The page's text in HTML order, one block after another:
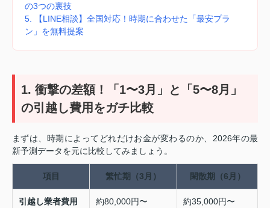
の3つの裏技
5. 【LINE相談】全国対応！時期に合わせた「最安プラ
ン」を無料提案
1. 衝撃の差額！「1〜3月」と「5〜8月」
の引越し費用をガチ比較
まずは、時期によってどれだけお金が変わるのか、2026年の最
新予測データを元に比較してみましょう。
項目 繁忙期（3月） 閑散期（6月）
引越し業者費用
約80,000円〜
約35,000円〜